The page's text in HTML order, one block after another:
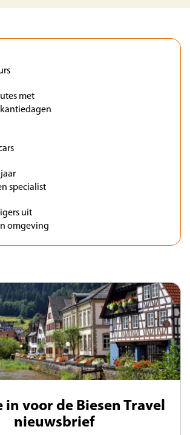
met
specialist
uit
omgeving
in voor de Biesen Travel
nieuwsbrief